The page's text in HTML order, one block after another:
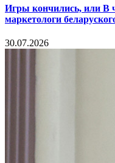
Игры кончились, или В
маркетологи
30.07.2026